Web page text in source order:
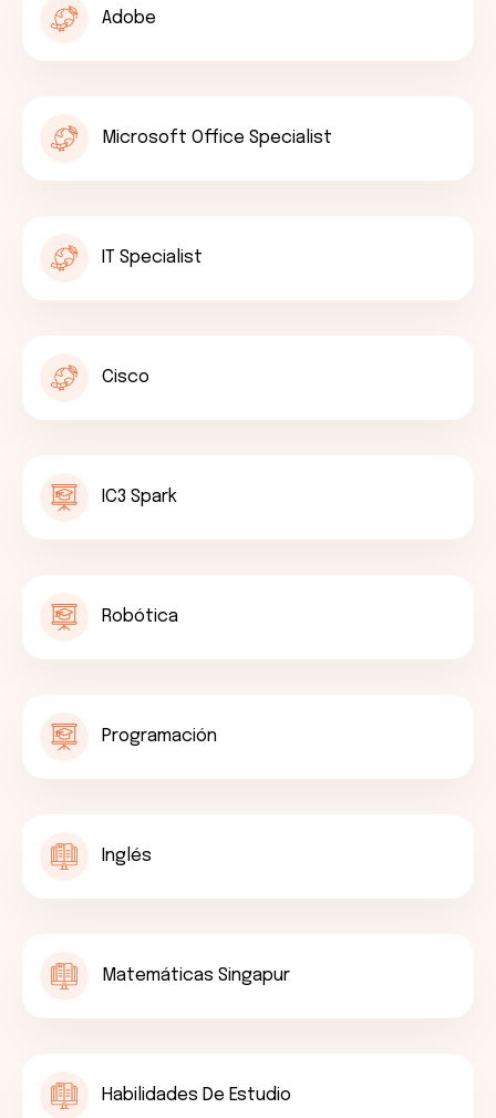
Adobe
Microsoft Office Specialist
IT Specialist
Cisco
IC3 Spark
Robótica
Programación
Inglés
Matemáticas Singapur
Habilidades De Estudio